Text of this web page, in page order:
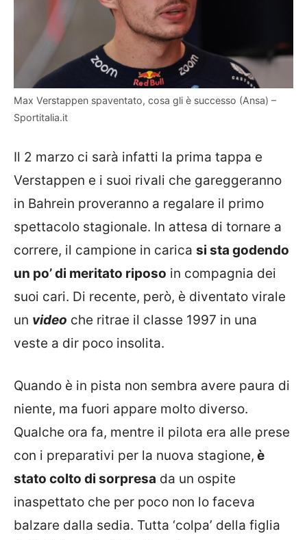
Max Verstappen spaventato, cosa gli è successo (Ansa) –
Sportitalia.it
Il 2 marzo ci sarà infatti la prima tappa e
Verstappen e i suoi rivali che gareggeranno
in Bahrein proveranno a regalare il primo
spettacolo stagionale. In attesa di tornare a
correre, il campione in carica si sta godendo
un po’ di meritato riposo in compagnia dei
suoi cari. Di recente, però, è diventato virale
un video che ritrae il classe 1997 in una
veste a dir poco insolita.
Quando è in pista non sembra avere paura di
niente, ma fuori appare molto diverso.
Qualche ora fa, mentre il pilota era alle prese
con i preparativi per la nuova stagione, è
stato colto di sorpresa da un ospite
inaspettato che per poco non lo faceva
balzare dalla sedia. Tutta ‘colpa’ della figlia